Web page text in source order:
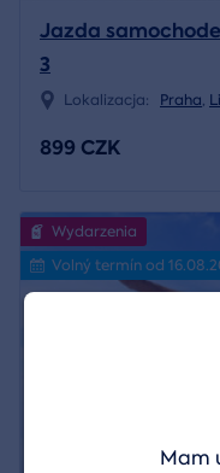
Jazda
3
Lokalizacja: Praha,
899 CZK
Wydarzenia
Volný termín od
Mam